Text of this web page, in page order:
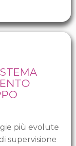
più evolute
supervisione